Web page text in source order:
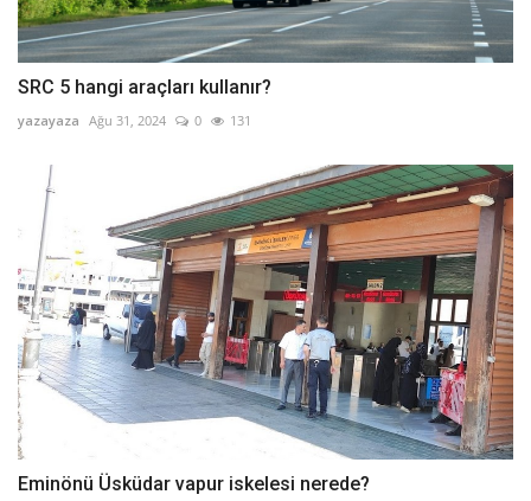
SRC 5 hangi araçları kullanır?
yazayaza Ağu 31, 2024 0 131
Eminönü Üsküdar vapur iskelesi nerede?